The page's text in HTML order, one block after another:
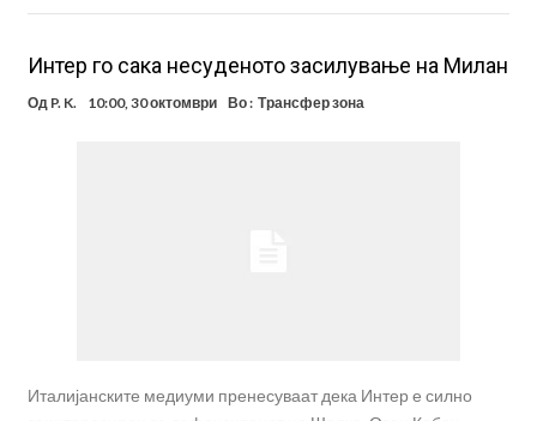
Интер го сака несуденото засилување на Милан
Од P. K. 10:00, 30 октомври Во : Трансфер зона
Италијанските медиуми пренесуваат дека Интер е силно